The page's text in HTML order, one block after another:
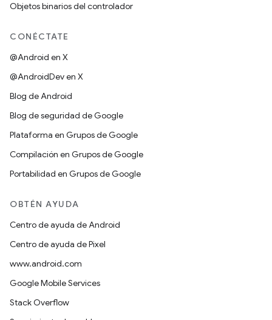
Objetos binarios del controlador
CONÉCTATE
@Android en X
@AndroidDev en X
Blog de Android
Blog de seguridad de Google
Plataforma en Grupos de Google
Compilación en Grupos de Google
Portabilidad en Grupos de Google
OBTÉN AYUDA
Centro de ayuda de Android
Centro de ayuda de Pixel
www.android.com
Google Mobile Services
Stack Overflow